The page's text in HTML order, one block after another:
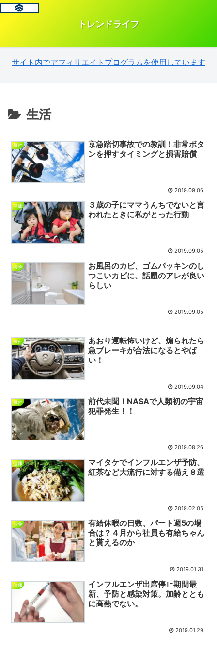
トレンドライフ
サイト内でアフィリエイトプログラムを使用しています
生活
事件
京急踏切事故での教訓！非常ボタ
ンを押すタイミングと損害賠償
2019.09.06
健康
３歳の子にママうんちでないと言
われたときに私がとった行動
2019.09.05
掃除
お風呂のカビ、ゴムパッキンのし
つこいカビに、話題のアレが良い
らしい
2019.09.05
事件
あおり運転怖いけど、煽られたら
急ブレーキが合法になるとやば
い！
2019.09.04
事件
前代未聞！NASAで人類初の宇宙
犯罪発生！！
2019.08.26
健康
マイタケでインフルエンザ予防、
紅茶など大流行に対する備え８選
2019.02.05
お金
有給休暇の日数、パート週5の場
合は？４月から社員も有給ちゃん
と貰えるのか
2019.01.31
健康
インフルエンザ出席停止期間最
新、予防と感染対策。加齢ととも
に高熱でない。
2019.01.29